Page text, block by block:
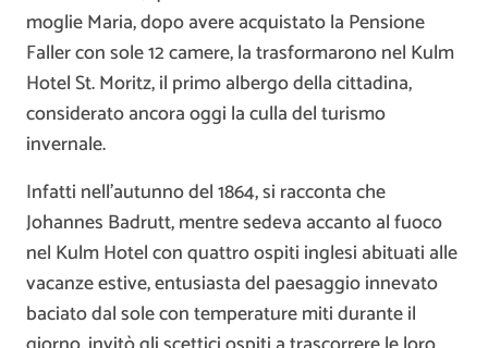
moglie Maria, dopo avere acquistato la Pensione
Faller con sole 12 camere, la trasformarono nel Kulm
Hotel St. Moritz, il primo albergo della cittadina,
considerato ancora oggi la culla del turismo
invernale.
Infatti nell’autunno del 1864, si racconta che
Johannes Badrutt, mentre sedeva accanto al fuoco
nel Kulm Hotel con quattro ospiti inglesi abituati alle
vacanze estive, entusiasta del paesaggio innevato
baciato dal sole con temperature miti durante il